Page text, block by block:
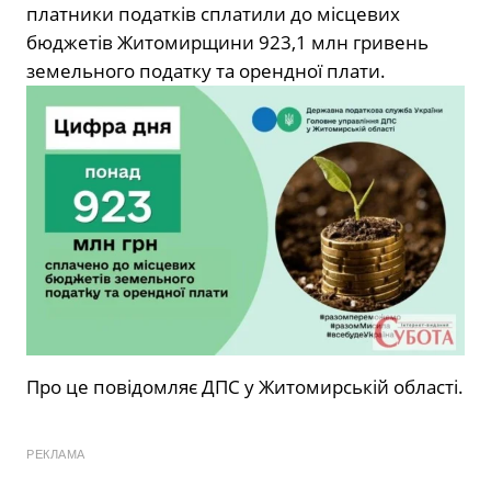
платники податків сплатили до місцевих
бюджетів Житомирщини 923,1 млн гривень
земельного податку та орендної плати.
Про це повідомляє ДПС у Житомирській області.
РЕКЛАМА